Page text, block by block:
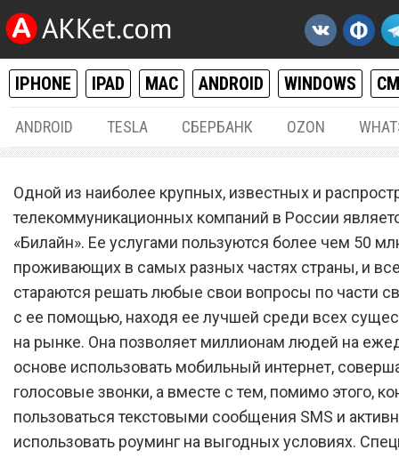
IPHONE IPAD MAC ANDROID WINDOWS
ANDROID TESLA СБЕРБАНК OZON
Сотовый оператор
сделал невозможное
Одной из наиболее крупных, известных и
телекоммуникационных компаний в России
«Билайн». Ее услугами пользуются более чем 50
проживающих в самых разных частях страны, и
стараются решать любые свои вопросы по части
с ее помощью, находя ее лучшей среди всех
на рынке. Она позволяет миллионам людей на
основе использовать мобильный интернет,
голосовые звонки, а вместе с тем, помимо этого,
пользоваться текстовыми сообщения SMS и
использовать роуминг на выгодных условиях.